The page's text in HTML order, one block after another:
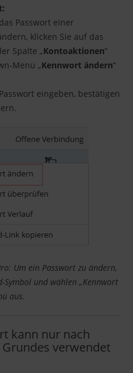
Passwort einer
klicken Sie auf das
Spalte „Kontoaktionen“
Menü „Kennwort ändern“
eingeben, bestätigen
Um ein Passwort zu ändern,
Symbol und wählen „Kennwort
aus.
kann nur nach
verwendet